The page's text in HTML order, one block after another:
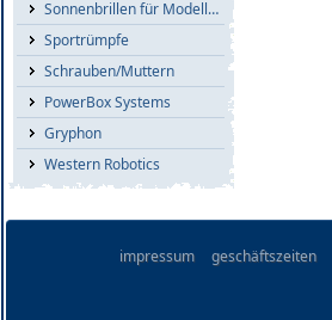
Sonnenbrillen für Modellflieger
Sportrümpfe
Schrauben/Muttern
PowerBox Systems
Gryphon
Western Robotics
impressum geschäftszeiten